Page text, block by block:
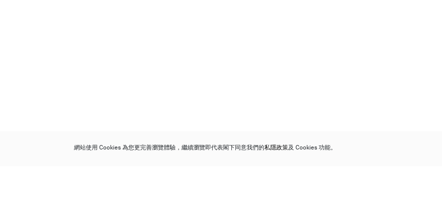
網站使用 Cookies 為您更完善瀏覽體驗，繼續瀏覽即代表閣下同意我們的私隱政策及 Cookies 功能。